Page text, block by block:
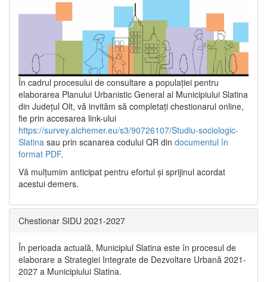
În cadrul procesului de consultare a populaţiei pentru
elaborarea Planului Urbanistic General al Municipiului Slatina
din Județul Olt, vă invităm să completați chestionarul online,
fie prin accesarea link-ului
https://survey.alchemer.eu/s3/90726107/Studiu-sociologic-
Slatina sau prin scanarea codului QR din documentul în
format PDF.
Vă mulţumim anticipat pentru efortul şi sprijinul acordat
acestui demers.
Chestionar SIDU 2021-2027
În perioada actuală, Municipiul Slatina este în procesul de
elaborare a Strategiei Integrate de Dezvoltare Urbană 2021‐
2027 a Municipiului Slatina.